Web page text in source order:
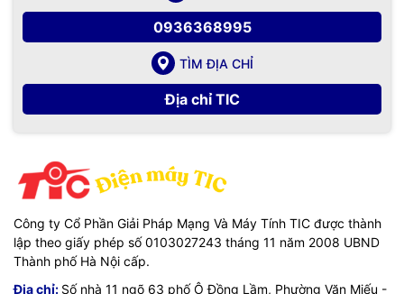
0936368995
TÌM ĐỊA CHỈ
Địa chỉ TIC
Công ty Cổ Phần Giải Pháp Mạng Và Máy Tính TIC được thành
lập theo giấy phép số 0103027243 tháng 11 năm 2008 UBND
Thành phố Hà Nội cấp.
Địa chỉ: Số nhà 11 ngõ 63 phố Ô Đồng Lầm, Phường Văn Miếu -